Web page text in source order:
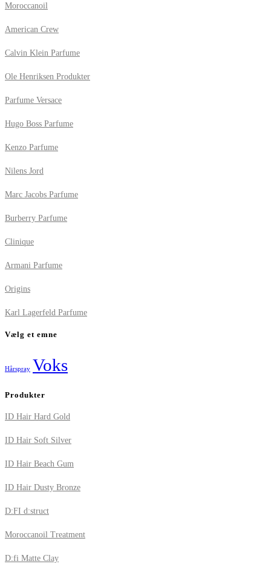
Moroccanoil
American Crew
Calvin Klein Parfume
Ole Henriksen Produkter
Parfume Versace
Hugo Boss Parfume
Kenzo Parfume
Nilens Jord
Marc Jacobs Parfume
Burberry Parfume
Clinique
Armani Parfume
Origins
Karl Lagerfeld Parfume
Vælg et emne
Hårspray Voks
Produkter
ID Hair Hard Gold
ID Hair Soft Silver
ID Hair Beach Gum
ID Hair Dusty Bronze
D:FI d:struct
Moroccanoil Treatment
D:fi Matte Clay